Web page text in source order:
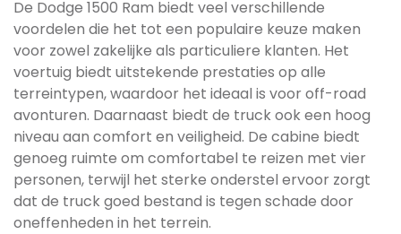
De Dodge 1500 Ram biedt veel verschillende
voordelen die het tot een populaire keuze maken
voor zowel zakelijke als particuliere klanten. Het
voertuig biedt uitstekende prestaties op alle
terreintypen, waardoor het ideaal is voor off-road
avonturen. Daarnaast biedt de truck ook een hoog
niveau aan comfort en veiligheid. De cabine biedt
genoeg ruimte om comfortabel te reizen met vier
personen, terwijl het sterke onderstel ervoor zorgt
dat de truck goed bestand is tegen schade door
oneffenheden in het terrein.